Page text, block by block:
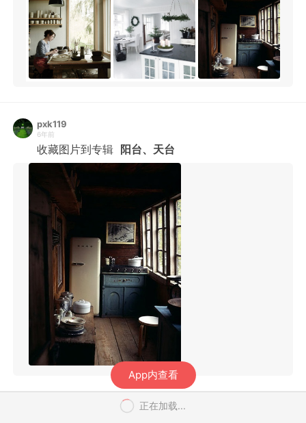
App内查看
pxk119
6年前
收藏图片到专辑 阳台、天台
正在加载...